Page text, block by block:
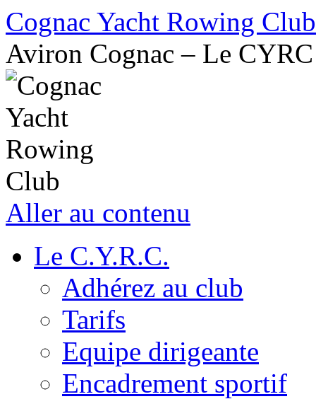
Cognac Yacht Rowing Club
Aviron Cognac – Le CYRC
Aller au contenu
Le C.Y.R.C.
Adhérez au club
Tarifs
Equipe dirigeante
Encadrement sportif